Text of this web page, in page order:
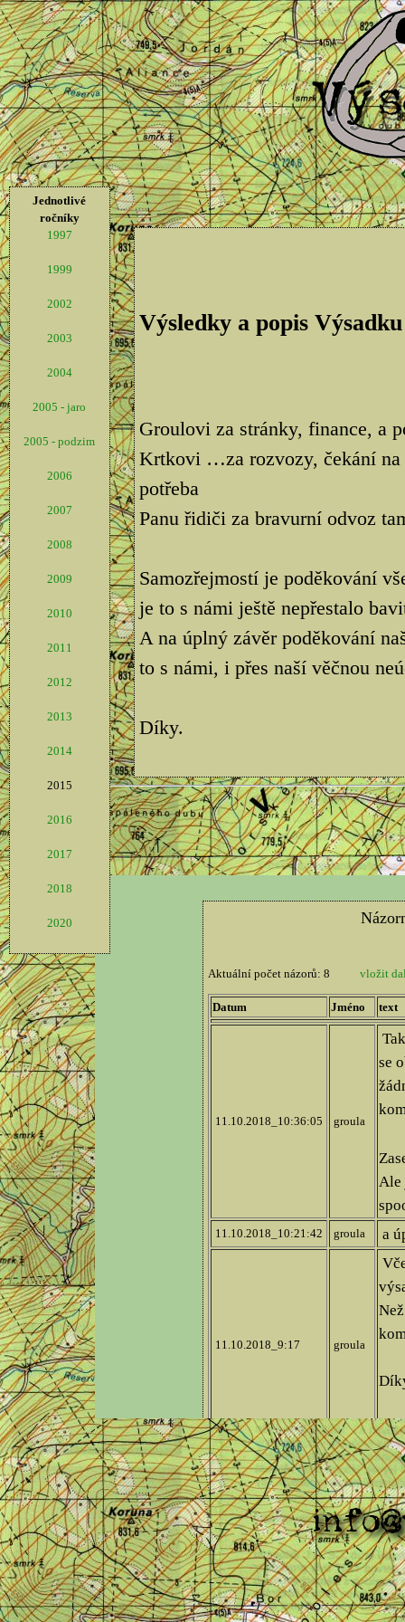
Jednotlivé
ročníky
1997
1999
2002
2003
2004
2005 - jaro
2005 - podzim
2006
2007
2008
2009
2010
2011
2012
2013
2014
2015
2016
2017
2018
2020
Výsledky a popis Výsadku
Groulovi za stránky, finance, a
Krtkovi …za rozvozy, čekání na
potřeba
Panu řidiči za bravurní odvoz
Samozřejmostí je poděkování
je to s námi ještě nepřestalo
A na úplný závěr poděkování
to s námi, i přes naší věčnou
Díky.